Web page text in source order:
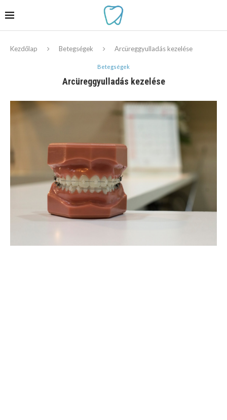
Kezdőlap Betegségek Arcüreggyulladás kezelése
Betegségek
Arcüreggyulladás kezelése